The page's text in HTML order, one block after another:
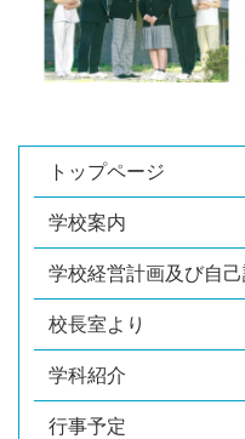
トップページ
学校案内
学校経営計画及び自
校長室より
学科紹介
行事予定